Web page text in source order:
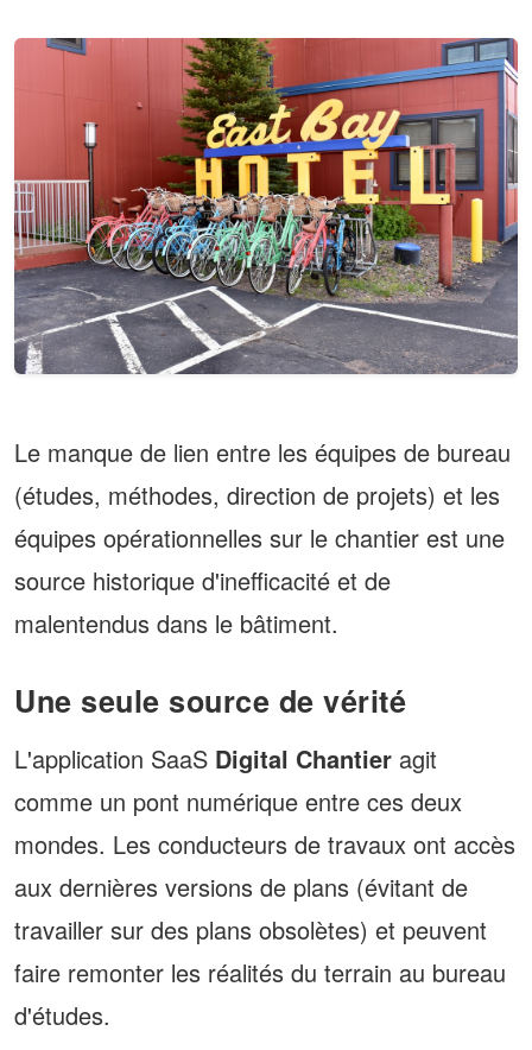
Le manque de lien entre les équipes de bureau
(études, méthodes, direction de projets) et les
équipes opérationnelles sur le chantier est une
source historique d'inefficacité et de
malentendus dans le bâtiment.
Une seule source de vérité
L'application SaaS Digital Chantier agit
comme un pont numérique entre ces deux
mondes. Les conducteurs de travaux ont accès
aux dernières versions de plans (évitant de
travailler sur des plans obsolètes) et peuvent
faire remonter les réalités du terrain au bureau
d'études.